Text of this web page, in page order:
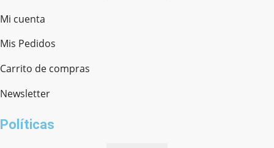
Mi cuenta
Mis Pedidos
Carrito de compras
Newsletter
Políticas